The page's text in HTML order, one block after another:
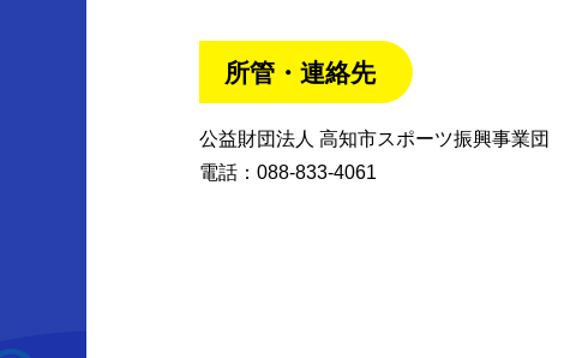
所管・連絡先
公益財団法人 高知市スポーツ振興事業団
電話：088-833-4061